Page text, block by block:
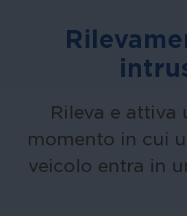
Rileva e attiva
momento in cui
veicolo entra in